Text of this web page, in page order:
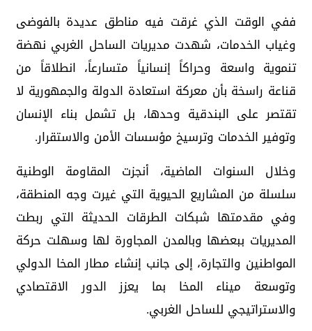
ففي الوقت الذي غرقت فيه مناطق عديدة بالفوضى
وغياب الخدمات، شهدت مديريات الساحل الغربي نهضة
تنموية واسعة وحراكاً إنسانياً متسارعاً، انطلاقاً من
قناعة راسخة بأن معركة استعادة الدولة والجمهورية لا
تقتصر على البندقية وحدها، بل تشمل بناء الإنسان
وتوفير الخدمات وترسيخ مؤسسات الأمن والاستقرار.
وخلال السنوات الماضية، أنجزت المقاومة الوطنية
سلسلة من المشاريع الحيوية التي غيرت وجه المنطقة،
وفي مقدمتها شبكات الطرقات الحديثة التي ربطت
المديريات ببعضها وبالمدن المجاورة لها وسهلت حركة
المواطنين والتجارة، إلى جانب إنشاء مطار المخا الدولي
وتوسعة ميناء المخا بما يعزز الدور الاقتصادي
والاستراتيجي للساحل الغربي.